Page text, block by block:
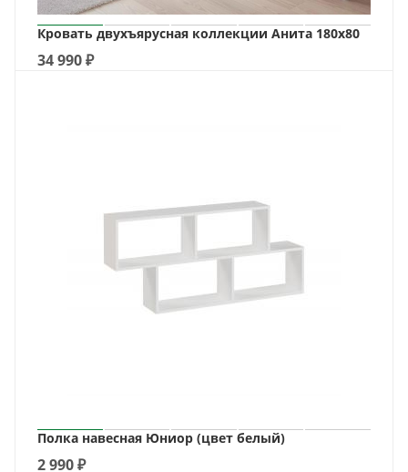
Кровать двухъярусная коллекции Анита 180х80
34 990₽
Полка навесная Юниор (цвет белый)
2 990₽